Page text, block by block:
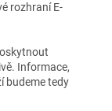
rozhraní E-
Informace,
budeme tedy